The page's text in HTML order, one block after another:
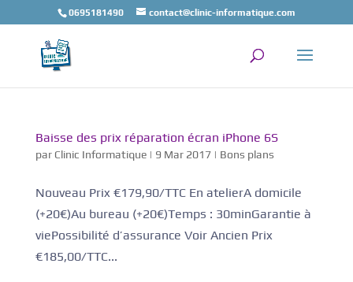
0695181490 contact@clinic-informatique.com
Baisse des prix réparation écran iPhone 6S
par Clinic Informatique| 9 Mar 2017| Bons plans
Nouveau Prix €179,90/TTC En atelierA domicile
(+20€)Au bureau (+20€)Temps : 30minGarantie à
viePossibilité d’assurance Voir Ancien Prix
€185,00/TTC...